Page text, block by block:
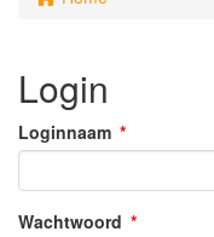
Login
Loginnaam
Wachtwoord